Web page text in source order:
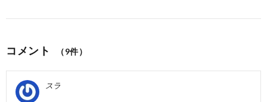
コメント （9件）
スラ